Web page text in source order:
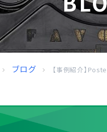
ブログ 【事例紹介】